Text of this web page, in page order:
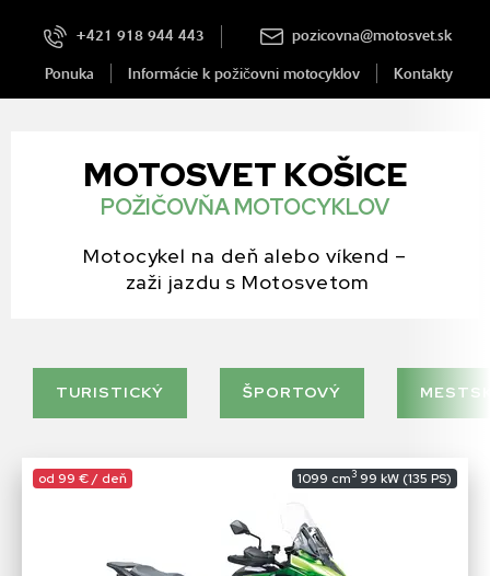
+421 918 944 443
pozicovna@motosvet.sk
Ponuka
Informácie k požičovni motocyklov Kontakty
MOTOSVET KOŠICE
POŽIČOVŇA MOTOCYKLOV
Motocykel na deň alebo víkend –
zaži jazdu s Motosvetom
TURISTICKÝ ŠPORTOVÝ
od 99 € / deň 1099 cm3 99 kW (135 PS)